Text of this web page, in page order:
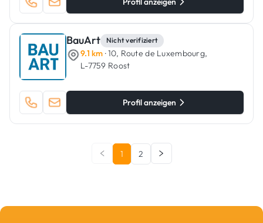
BauArt Nicht verifiziert
9.1 km · 10, Route de Luxembourg,
L-7759 Roost
Profil anzeigen
1 2